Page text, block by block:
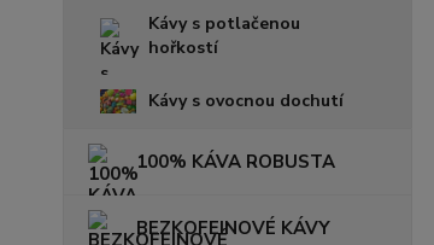
Kávy s potlačenou
hořkostí
Kávy s ovocnou dochutí
100% KÁVA ROBUSTA
BEZKOFEINOVÉ KÁVY